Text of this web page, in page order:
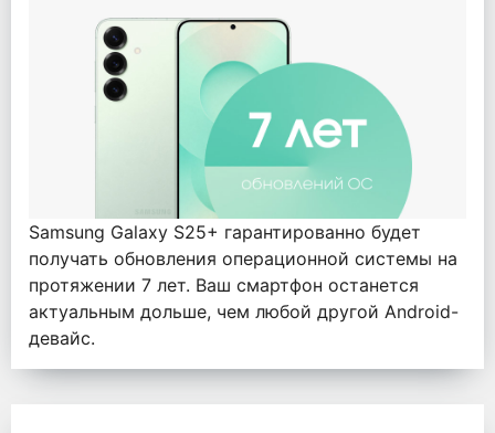
Samsung Galaxy S25+ гарантированно будет
получать обновления операционной системы на
протяжении 7 лет. Ваш смартфон останется
актуальным дольше, чем любой другой Android-
девайс.